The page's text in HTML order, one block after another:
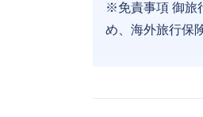
※免責事項 御旅
め、海外旅行保